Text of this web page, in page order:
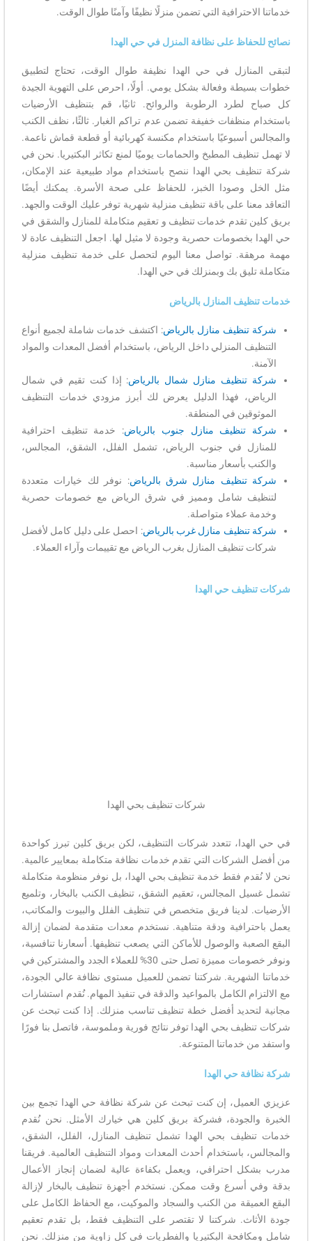
خدماتنا الاحترافية التي تضمن منزلًا نظيفًا وآمنًا طوال الوقت.
نصائح للحفاظ على نظافة المنزل في حي الهدا
لتبقى المنازل في حي الهدا نظيفة طوال الوقت، تحتاج لتطبيق
خطوات بسيطة وفعالة بشكل يومي. أولًا، احرص على التهوية الجيدة
كل صباح لطرد الرطوبة والروائح. ثانيًا، قم بتنظيف الأرضيات
باستخدام منظفات خفيفة تضمن عدم تراكم الغبار. ثالثًا، نظف الكنب
والمجالس أسبوعيًا باستخدام مكنسة كهربائية أو قطعة قماش ناعمة.
لا تهمل تنظيف المطبخ والحمامات يوميًا لمنع تكاثر البكتيريا. نحن في
شركة تنظيف بحي الهدا ننصح باستخدام مواد طبيعية عند الإمكان،
مثل الخل وصودا الخبز، للحفاظ على صحة الأسرة. يمكنك أيضًا
التعاقد معنا على باقة تنظيف منزلية شهرية توفر عليك الوقت والجهد.
بريق كلين تقدم خدمات تنظيف و تعقيم متكاملة للمنازل والشقق في
حي الهدا بخصومات حصرية وجودة لا مثيل لها. اجعل التنظيف عادة لا
مهمة مرهقة. تواصل معنا اليوم لتحصل على خدمة تنظيف منزلية
متكاملة تليق بك وبمنزلك في حي الهدا.
خدمات تنظيف المنازل بالرياض
شركة تنظيف منازل بالرياض: اكتشف خدمات شاملة لجميع أنواع
التنظيف المنزلي داخل الرياض، باستخدام أفضل المعدات والمواد
الآمنة.
شركة تنظيف منازل شمال بالرياض: إذا كنت تقيم في شمال
الرياض، فهذا الدليل يعرض لك أبرز مزودي خدمات التنظيف
الموثوقين في المنطقة.
شركة تنظيف منازل جنوب بالرياض: خدمة تنظيف احترافية
للمنازل في جنوب الرياض، تشمل الفلل، الشقق، المجالس،
والكنب بأسعار مناسبة.
شركة تنظيف منازل شرق بالرياض: نوفر لك خيارات متعددة
لتنظيف شامل ومميز في شرق الرياض مع خصومات حصرية
وخدمة عملاء متواصلة.
شركة تنظيف منازل غرب بالرياض: احصل على دليل كامل لأفضل
شركات تنظيف المنازل بغرب الرياض مع تقييمات وآراء العملاء.
شركات تنظيف حي الهدا
شركات تنظيف بحي الهدا
في حي الهدا، تتعدد شركات التنظيف، لكن بريق كلين تبرز كواحدة
من أفضل الشركات التي تقدم خدمات نظافة متكاملة بمعايير عالمية.
نحن لا نُقدم فقط خدمة تنظيف بحي الهدا، بل نوفر منظومة متكاملة
تشمل غسيل المجالس، تعقيم الشقق، تنظيف الكنب بالبخار، وتلميع
الأرضيات. لدينا فريق متخصص في تنظيف الفلل والبيوت والمكاتب،
يعمل باحترافية ودقة متناهية. نستخدم معدات متقدمة لضمان إزالة
البقع الصعبة والوصول للأماكن التي يصعب تنظيفها. أسعارنا تنافسية،
ونوفر خصومات مميزة تصل حتى 30% للعملاء الجدد والمشتركين في
خدماتنا الشهرية. شركتنا تضمن للعميل مستوى نظافة عالي الجودة،
مع الالتزام الكامل بالمواعيد والدقة في تنفيذ المهام. نُقدم استشارات
مجانية لتحديد أفضل خطة تنظيف تناسب منزلك. إذا كنت تبحث عن
شركات تنظيف بحي الهدا توفر نتائج فورية وملموسة، فاتصل بنا فورًا
واستفد من خدماتنا المتنوعة.
شركة نظافة حي الهدا
عزيزي العميل، إن كنت تبحث عن شركة نظافة حي الهدا تجمع بين
الخبرة والجودة، فشركة بريق كلين هي خيارك الأمثل. نحن نُقدم
خدمات تنظيف بحي الهدا تشمل تنظيف المنازل، الفلل، الشقق،
والمجالس، باستخدام أحدث المعدات ومواد التنظيف العالمية. فريقنا
مدرب بشكل احترافي، ويعمل بكفاءة عالية لضمان إنجاز الأعمال
بدقة وفي أسرع وقت ممكن. نستخدم أجهزة تنظيف بالبخار لإزالة
البقع العميقة من الكنب والسجاد والموكيت، مع الحفاظ الكامل على
جودة الأثاث. شركتنا لا تقتصر على التنظيف فقط، بل تقدم تعقيم
شامل ومكافحة البكتيريا والفطريات في كل زاوية من منزلك. نحن